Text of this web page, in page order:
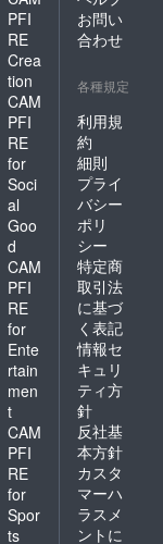
PFI
RE
Crea
tion
CAM
PFI
RE
for
Soci
al
Goo
d
CAM
PFI
RE
for
Ente
rtain
men
t
CAM
PFI
RE
for
Spor
ts
お問い
合わせ
各種規定
利用規
約
細則
プライ
バシー
ポリ
シー
特定商
取引法
に基づ
く表記
情報セ
キュリ
ティ方
針
反社基
本方針
カスタ
マーハ
ラスメ
ントに